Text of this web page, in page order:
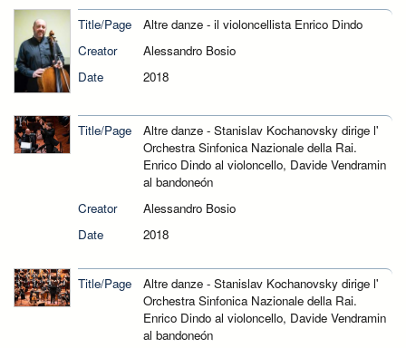
Title/Page
Altre danze - il violoncellista Enrico Dindo
Creator
Alessandro Bosio
Date
2018
Title/Page
Altre danze - Stanislav Kochanovsky dirige l'
Orchestra Sinfonica Nazionale della Rai.
Enrico Dindo al violoncello, Davide Vendramin
al bandoneón
Creator
Alessandro Bosio
Date
2018
Title/Page
Altre danze - Stanislav Kochanovsky dirige l'
Orchestra Sinfonica Nazionale della Rai.
Enrico Dindo al violoncello, Davide Vendramin
al bandoneón